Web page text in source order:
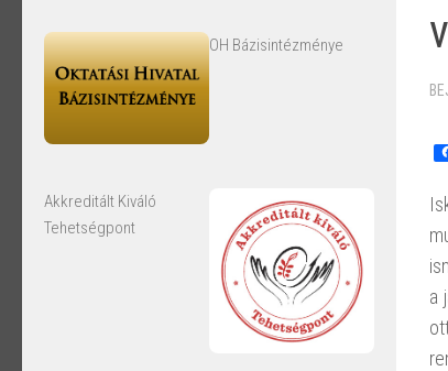
a
OH Bázisintézménye
Akkreditált Kiváló
Tehetségpont